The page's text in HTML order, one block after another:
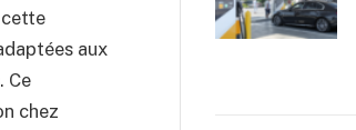
aux
Ce
chez